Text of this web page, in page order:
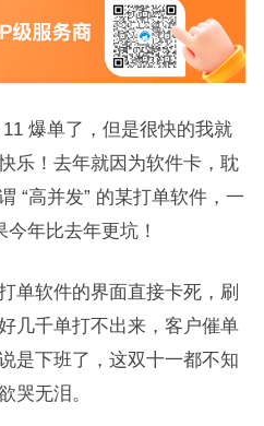
爆单了，但是很快的我就
乐！去年就因为软件卡，耽
“高并发” 的某打单软件，一
年比去年更坑！
单软件的界面直接卡死，刷
几千单打不出来，客户催单
是下班了，这双十一都不知
哭无泪。